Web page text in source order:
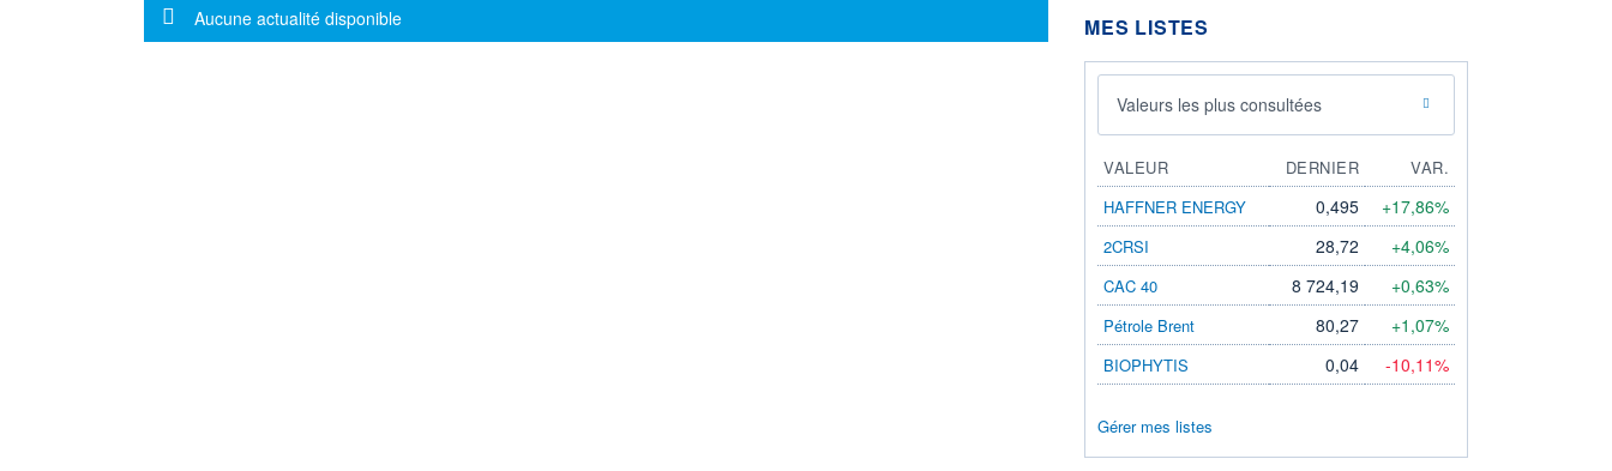
Message d'information
Aucune actualité disponible MES LISTES
Valeurs les plus consultées
VALEUR DERNIER
VAR.
HAFFNER ENERGY
0,495 +17,86%
2CRSI 28,72 +4,06%
CAC 40 8 724,19 +0,63%
Pétrole Brent 80,27 +1,07%
BIOPHYTIS 0,04 -10,11%
Gérer mes listes